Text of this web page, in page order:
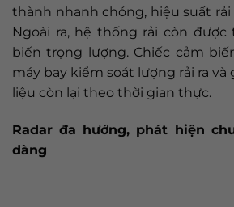
thành nhanh chóng, hiệu suất
Ngoài ra, hệ thống rải còn
biến trọng lượng. Chiếc cảm
máy bay kiểm soát lượng rải ra và
liệu còn lại theo thời gian thực.
Radar đa hướng, phát hiện
dàng